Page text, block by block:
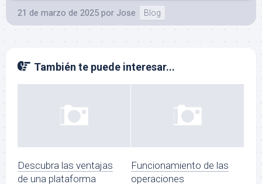
21 de marzo de 2025 por Jose Blog
También te puede interesar...
Descubra las ventajas
de una plataforma
Funcionamiento de las
operaciones